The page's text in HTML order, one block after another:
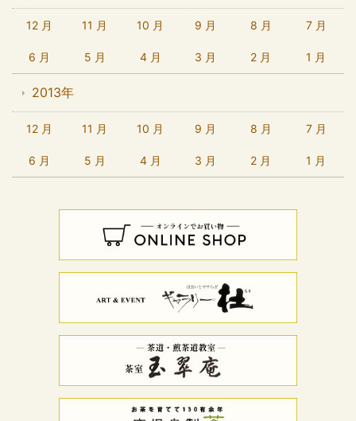
12 月 11 月 10 月 9 月 8 月 7 月
6 月 5 月 4 月 3 月 2 月 1 月
2013年
12 月 11 月 10 月 9 月 8 月 7 月
6 月 5 月 4 月 3 月 2 月 1 月